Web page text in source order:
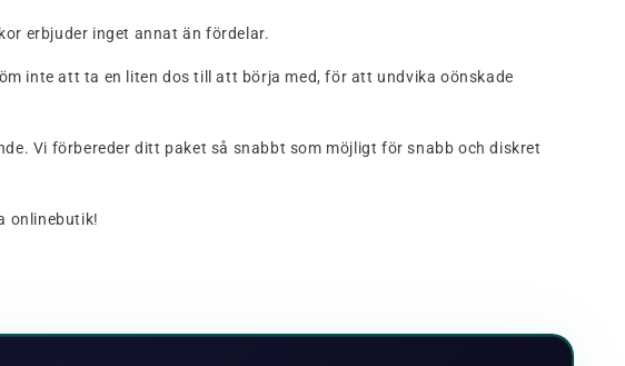
erbjuder inget annat än fördelar.
inte att ta en liten dos till att börja med, för att undvika oönskade
Vi förbereder ditt paket så snabbt som möjligt för snabb och diskret
onlinebutik!